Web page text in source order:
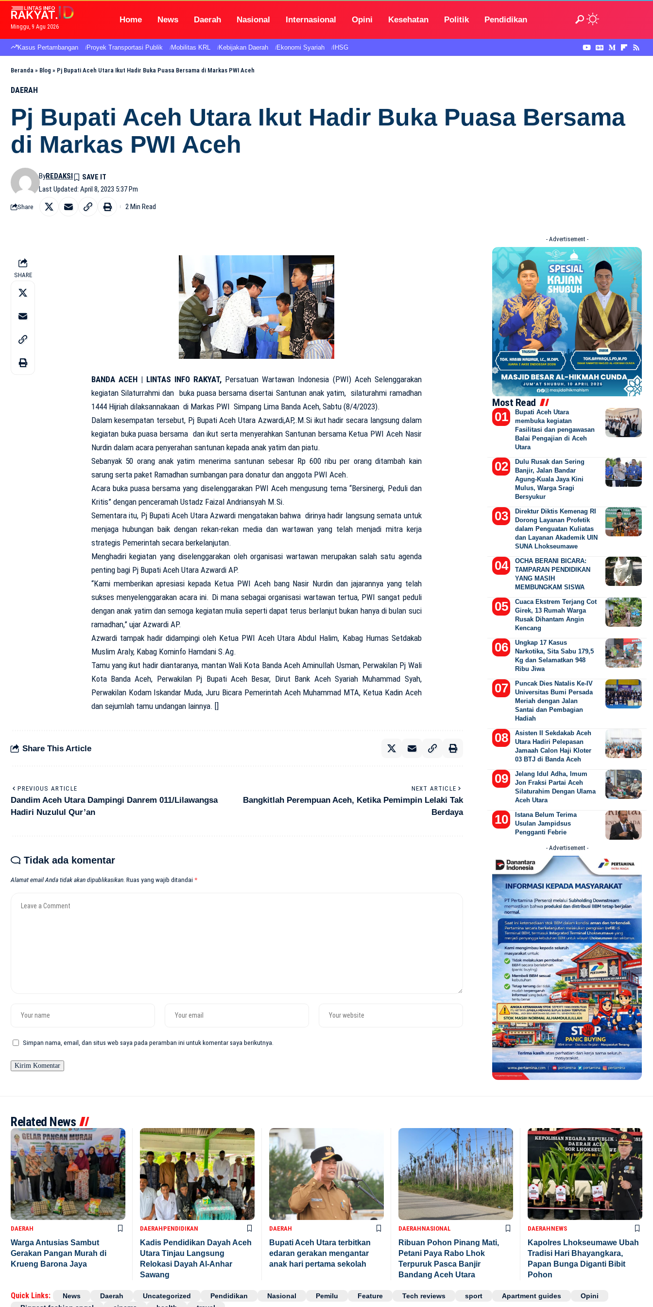
Minggu, 9 Agu 2026
Home News Daerah Nasional Internasional Opini Kesehatan Politik Pendidikan
Kasus Pertambangan Proyek Transportasi Publik Mobilitas KRL Kebijakan Daerah Ekonomi Syariah IHSG
Beranda » Blog » Pj Bupati Aceh Utara Ikut Hadir Buka Puasa Bersama di Markas PWI Aceh
DAERAH
Pj Bupati Aceh Utara Ikut Hadir Buka Puasa Bersama
di Markas PWI Aceh
Last Updated: April 8, 2023 5:37 Pm
ByREDAKSI
Share 2 Min Read
SHARE
BANDA ACEH | LINTAS INFO RAKYAT, Persatuan Wartawan Indonesia (PWI) Aceh Selenggarakan
kegiatan Silaturrahmi dan buka puasa bersama disertai Santunan anak yatim, silaturahmi ramadhan
1444 Hijriah dilaksannakaan di Markas PWI Simpang Lima Banda Aceh, Sabtu (8/4/2023).
Dalam kesempatan tersebut, Pj Bupati Aceh Utara Azwardi,AP,.M.Si ikut hadir secara langsung dalam
kegiatan buka puasa bersama dan ikut serta menyerahkan Santunan bersama Ketua PWI Aceh Nasir
Nurdin dalam acara penyerahan santunan kepada anak yatim dan piatu.
Sebanyak 50 orang anak yatim menerima santunan sebesar Rp 600 ribu per orang ditambah kain
sarung serta paket Ramadhan sumbangan para donatur dan anggota PWI Aceh.
Acara buka puasa bersama yang diselenggarakan PWI Aceh mengusung tema “Bersinergi, Peduli dan
Kritis” dengan penceramah Ustadz Faizal Andriansyah M.Si.
Sementara itu, Pj Bupati Aceh Utara Azwardi mengatakan bahwa dirinya hadir langsung semata untuk
menjaga hubungan baik dengan rekan-rekan media dan wartawan yang telah menjadi mitra kerja
strategis Pemerintah secara berkelanjutan.
Menghadiri kegiatan yang diselenggarakan oleh organisasi wartawan merupakan salah satu agenda
penting bagi Pj Bupati Aceh Utara Azwardi AP.
“Kami memberikan apresiasi kepada Ketua PWI Aceh bang Nasir Nurdin dan jajarannya yang telah
sukses menyelenggarakan acara ini. Di mana sebagai organisasi wartawan tertua, PWI sangat peduli
dengan anak yatim dan semoga kegiatan mulia seperti dapat terus berlanjut bukan hanya di bulan suci
ramadhan,” ujar Azwardi AP.
Azwardi tampak hadir didampingi oleh Ketua PWI Aceh Utara Abdul Halim, Kabag Humas Setdakab
Muslim Araly, Kabag Kominfo Hamdani S.Ag.
Tamu yang ikut hadir diantaranya, mantan Wali Kota Banda Aceh Aminullah Usman, Perwakilan Pj Wali
Kota Banda Aceh, Perwakilan Pj Bupati Aceh Besar, Dirut Bank Aceh Syariah Muhammad Syah,
Perwakilan Kodam Iskandar Muda, Juru Bicara Pemerintah Aceh Muhammad MTA, Ketua Kadin Aceh
dan sejumlah tamu undangan lainnya. []
Share This Article
PREVIOUS ARTICLE
Dandim Aceh Utara Dampingi Danrem 011/Lilawangsa
Hadiri Nuzulul Qur’an
NEXT ARTICLE
Bangkitlah Perempuan Aceh, Ketika Pemimpin Lelaki Tak
Berdaya
Tidak ada komentar
Alamat email Anda tidak akan dipublikasikan. Ruas yang wajib ditandai*
Simpan nama, email, dan situs web saya pada peramban ini untuk komentar saya berikutnya.
- Advertisement -
Most Read
Bupati Aceh Utara
membuka kegiatan
Fasilitasi dan pengawasan
Balai Pengajian di Aceh
Utara
Dulu Rusak dan Sering
Banjir, Jalan Bandar
Agung-Kuala Jaya Kini
Mulus, Warga Sragi
Bersyukur
Direktur Diktis Kemenag RI
Dorong Layanan Profetik
dalam Penguatan Kuliatas
dan Layanan Akademik UIN
SUNA Lhokseumawe
OCHA BERANI BICARA:
TAMPARAN PENDIDIKAN
YANG MASIH
MEMBUNGKAM SISWA
Cuaca Ekstrem Terjang Cot
Girek, 13 Rumah Warga
Rusak Dihantam Angin
Kencang
Ungkap 17 Kasus
Narkotika, Sita Sabu 179,5
Kg dan Selamatkan 948
Ribu Jiwa
Puncak Dies Natalis Ke-IV
Universitas Bumi Persada
Meriah dengan Jalan
Santai dan Pembagian
Hadiah
Asisten II Sekdakab Aceh
Utara Hadiri Pelepasan
Jamaah Calon Haji Kloter
03 BTJ di Banda Aceh
Jelang Idul Adha, Imum
Jon Fraksi Partai Aceh
Silaturahim Dengan Ulama
Aceh Utara
Istana Belum Terima
Usulan Jampidsus
Pengganti Febrie
- Advertisement -
Related News
DAERAH
Warga Antusias Sambut
Gerakan Pangan Murah di
Krueng Barona Jaya
DAERAHPENDIDIKAN
Kadis Pendidikan Dayah Aceh
Utara Tinjau Langsung
Relokasi Dayah Al-Anhar
Sawang
DAERAH
Bupati Aceh Utara terbitkan
edaran gerakan mengantar
anak hari pertama sekolah
DAERAHNASIONAL
Ribuan Pohon Pinang Mati,
Petani Paya Rabo Lhok
Terpuruk Pasca Banjir
Bandang Aceh Utara
DAERAHNEWS
Kapolres Lhokseumawe Ubah
Tradisi Hari Bhayangkara,
Papan Bunga Diganti Bibit
Pohon
Quick Links: News Daerah Uncategorized Pendidikan Nasional Pemilu Feature Tech reviews sport Apartment guides
Opini